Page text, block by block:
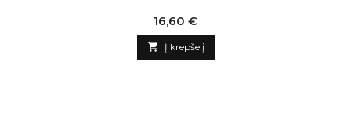
Kaina
16,60 €
 Į krepšelį